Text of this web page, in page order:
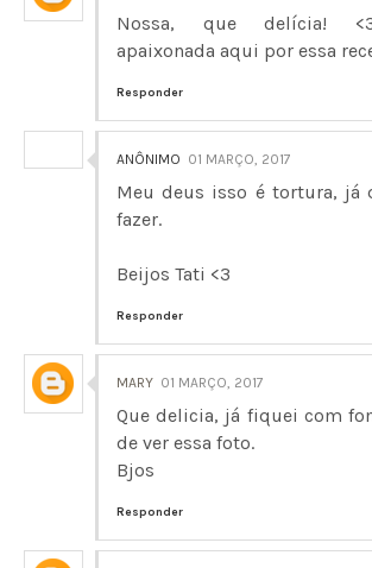
Nossa, que delícia!
apaixonada aqui por essa
Responder
ANÔNIMO 01 MARÇO, 2017
Meu deus isso é tortura, já
fazer.
Beijos Tati <3
Responder
MARY 01 MARÇO, 2017
Que delicia, já fiquei com
de ver essa foto.
Bjos
Responder